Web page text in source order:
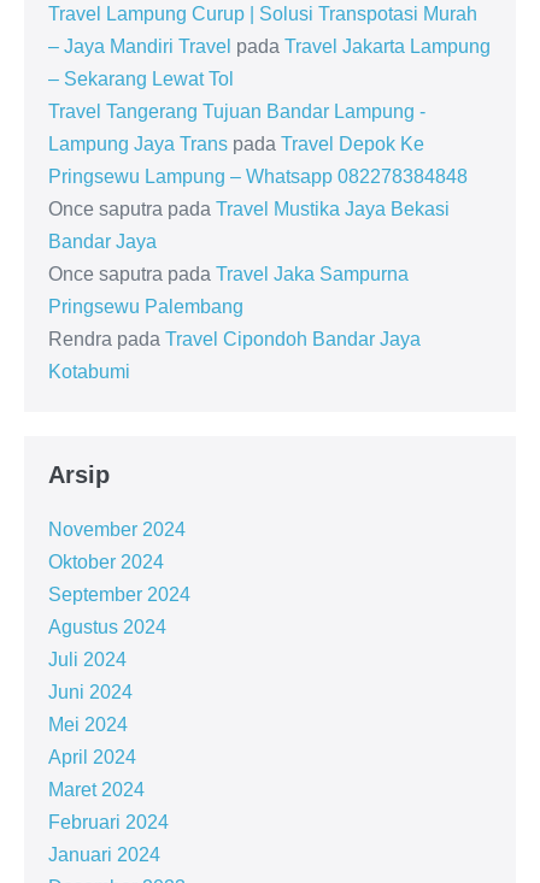
Travel Lampung Curup | Solusi Transpotasi Murah
– Jaya Mandiri Travel pada Travel Jakarta Lampung
– Sekarang Lewat Tol
Travel Tangerang Tujuan Bandar Lampung -
Lampung Jaya Trans pada Travel Depok Ke
Pringsewu Lampung – Whatsapp 082278384848
Once saputra pada Travel Mustika Jaya Bekasi
Bandar Jaya
Once saputra pada Travel Jaka Sampurna
Pringsewu Palembang
Rendra pada Travel Cipondoh Bandar Jaya
Kotabumi
Arsip
November 2024
Oktober 2024
September 2024
Agustus 2024
Juli 2024
Juni 2024
Mei 2024
April 2024
Maret 2024
Februari 2024
Januari 2024